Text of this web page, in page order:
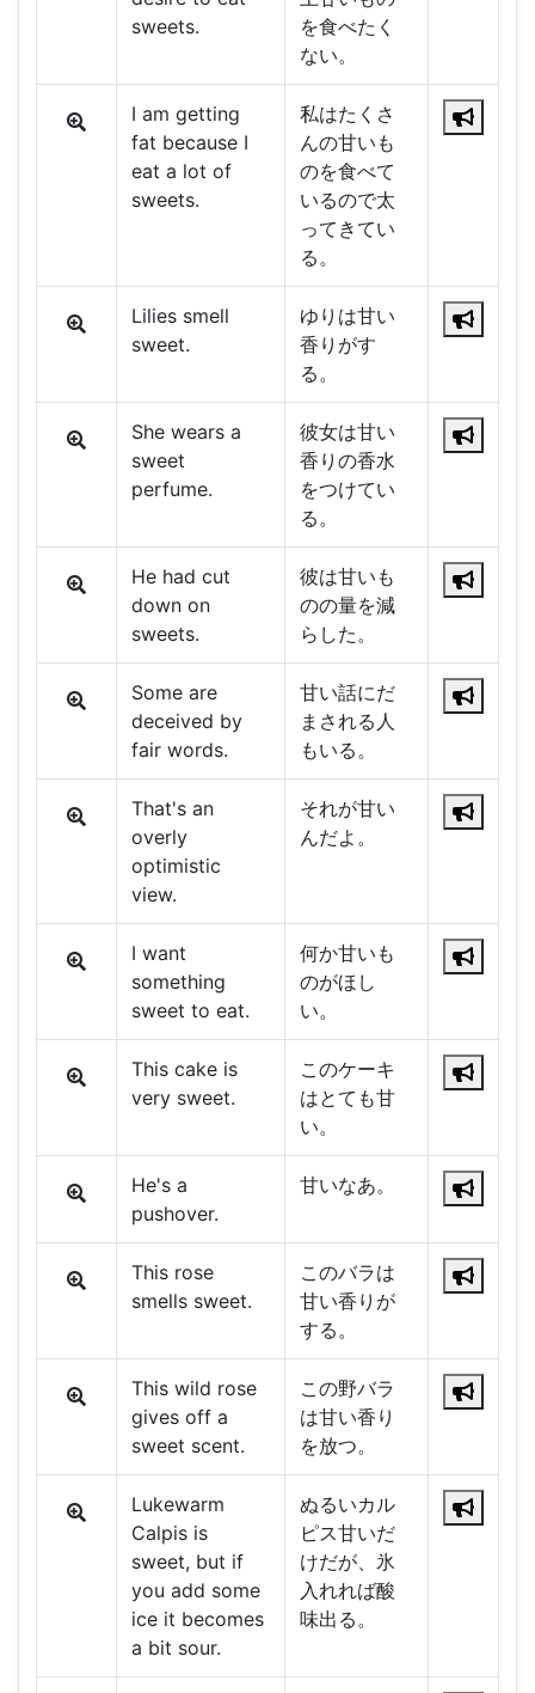
sweets.
を食べたく
ない。
I am getting
fat because I
eat a lot of
sweets.
私はたくさ
んの甘いも
のを食べて
いるので太
ってきてい
る。
Lilies smell
sweet.
ゆりは甘い
香りがす
る。
She wears a
sweet
perfume.
彼女は甘い
香りの香水
をつけてい
る。
He had cut
down on
sweets.
彼は甘いも
のの量を減
らした。
Some are
deceived by
fair words.
甘い話にだ
まされる人
もいる。
That's an
overly
optimistic
view.
それが甘い
んだよ。
I want
something
sweet to eat.
何か甘いも
のがほし
い。
This cake is
very sweet.
このケーキ
はとても甘
い。
He's a
pushover.
甘いなあ。
This rose
smells sweet.
このバラは
甘い香りが
する。
This wild rose
gives off a
sweet scent.
この野バラ
は甘い香り
を放つ。
Lukewarm
Calpis is
sweet, but if
you add some
ice it becomes
a bit sour.
ぬるいカル
ピス甘いだ
けだが、氷
入れれば酸
味出る。